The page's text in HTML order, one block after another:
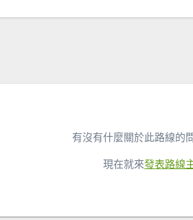
有沒有什麼關於此路線的
現在就來發表路線